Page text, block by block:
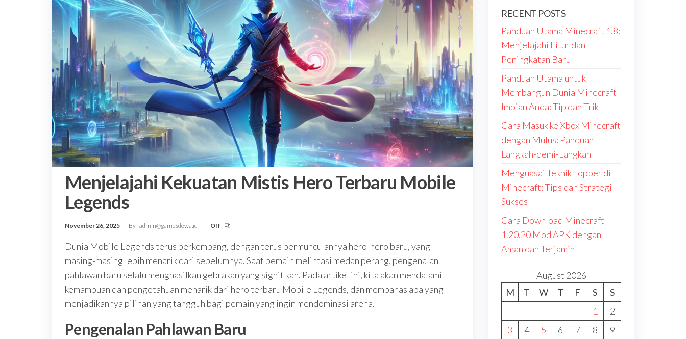
Menjelajahi Kekuatan Mistis Hero Terbaru Mobile
Legends
November 26, 2025 By admin@gamesdewa.id Off
Dunia Mobile Legends terus berkembang, dengan terus bermunculannya hero-hero baru, yang
masing-masing lebih menarik dari sebelumnya. Saat pemain melintasi medan perang, pengenalan
pahlawan baru selalu menghasilkan gebrakan yang signifikan. Pada artikel ini, kita akan mendalami
kemampuan dan pengetahuan menarik dari hero terbaru Mobile Legends, dan membahas apa yang
menjadikannya pilihan yang tangguh bagi pemain yang ingin mendominasi arena.
Pengenalan Pahlawan Baru
RECENT POSTS
Panduan Utama Minecraft 1.8:
Menjelajahi Fitur dan
Peningkatan Baru
Panduan Utama untuk
Membangun Dunia Minecraft
Impian Anda: Tip dan Trik
Cara Masuk ke Xbox Minecraft
dengan Mulus: Panduan
Langkah-demi-Langkah
Menguasai Teknik Topper di
Minecraft: Tips dan Strategi
Sukses
Cara Download Minecraft
1.20.20 Mod APK dengan
Aman dan Terjamin
August 2026
M
T W T F S
S
1
2
3
4 5 6 7 8
9